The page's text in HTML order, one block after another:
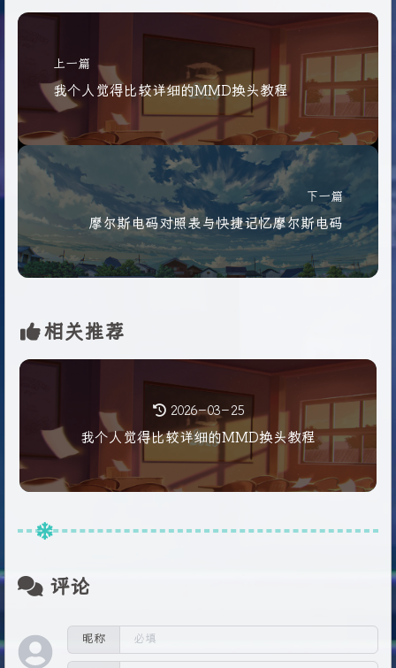
上一篇
我个人觉得比较详细的MMD换头教程
下一篇
摩尔斯电码对照表与快捷记忆摩尔斯电码
相关推荐
2026-03-25
我个人觉得比较详细的MMD换头教程
评论
昵称